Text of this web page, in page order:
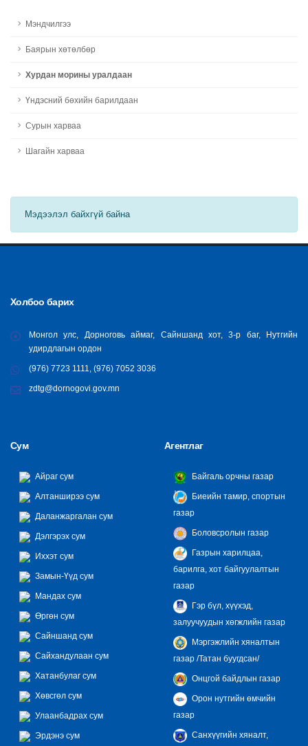
Мэндчилгээ
Баярын хөтөлбөр
Хурдан морины уралдаан
Үндэсний бөхийн барилдаан
Сурын харваа
Шагайн харваа
Мэдээлэл байхгүй байна
Холбоо барих
Монгол улс, Дорноговь аймаг, Сайншанд хот, 3-р баг, Нутгийн
удирдлагын ордон
(976) 7723 1111, (976) 7052 3036
zdtg@dornogovi.gov.mn
Сум
Айраг сум
Алтанширээ сум
Даланжаргалан сум
Дэлгэрэх сум
Иххэт сум
Замын-Үүд сум
Мандах сум
Өргөн сум
Сайншанд сум
Сайхандулаан сум
Хатанбулаг сум
Хөвсгөл сум
Улаанбадрах сум
Эрдэнэ сум
Агентлаг
Байгаль орчны газар
Биеийн тамир, спортын
газар
Боловсролын газар
Газрын харилцаа,
барилга, хот байгуулалтын
газар
Гэр бүл, хүүхэд,
залуучуудын хөгжлийн газар
Мэргэжлийн хяналтын
газар /Татан буугдсан/
Онцгой байдлын газар
Орон нутгийн өмчийн
газар
Санхүүгийн хяналт,